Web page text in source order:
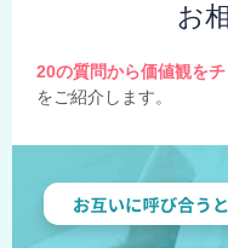
お
20の質問から価値観をチ
をご紹介します。